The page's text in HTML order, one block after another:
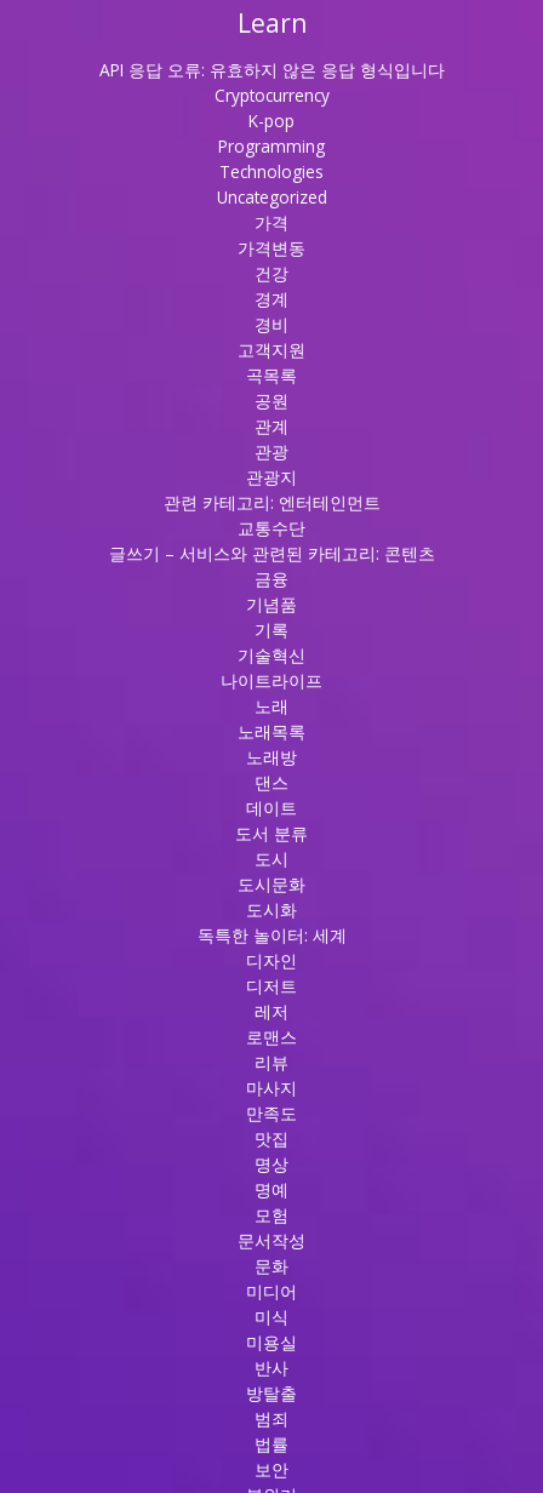
Learn
API 응답 오류: 유효하지 않은 응답 형식입니다
Cryptocurrency
K-pop
Programming
Technologies
Uncategorized
가격
가격변동
건강
경계
경비
고객지원
곡목록
공원
관계
관광
관광지
관련 카테고리: 엔터테인먼트
교통수단
글쓰기 – 서비스와 관련된 카테고리: 콘텐츠
금융
기념품
기록
기술혁신
나이트라이프
노래
노래목록
노래방
댄스
데이트
도서 분류
도시
도시문화
도시화
독특한 놀이터: 세계
디자인
디저트
레저
로맨스
리뷰
마사지
만족도
맛집
명상
명예
모험
문서작성
문화
미디어
미식
미용실
반사
방탈출
범죄
법률
보안